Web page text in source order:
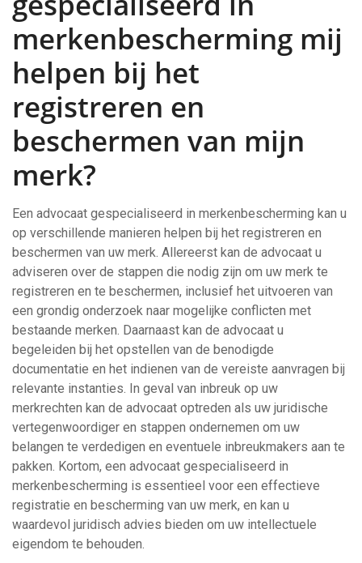
merkenbescherming mij
helpen bij het
registreren en
beschermen van mijn
merk?
Een advocaat gespecialiseerd in merkenbescherming kan u
op verschillende manieren helpen bij het registreren en
beschermen van uw merk. Allereerst kan de advocaat u
adviseren over de stappen die nodig zijn om uw merk te
registreren en te beschermen, inclusief het uitvoeren van
een grondig onderzoek naar mogelijke conflicten met
bestaande merken. Daarnaast kan de advocaat u
begeleiden bij het opstellen van de benodigde
documentatie en het indienen van de vereiste aanvragen bij
relevante instanties. In geval van inbreuk op uw
merkrechten kan de advocaat optreden als uw juridische
vertegenwoordiger en stappen ondernemen om uw
belangen te verdedigen en eventuele inbreukmakers aan te
pakken. Kortom, een advocaat gespecialiseerd in
merkenbescherming is essentieel voor een effectieve
registratie en bescherming van uw merk, en kan u
waardevol juridisch advies bieden om uw intellectuele
eigendom te behouden.